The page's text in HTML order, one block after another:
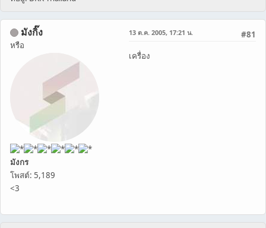
มังกิ๊ง
หรือ
มังกร
โพสต์: 5,189
<3
#81
13 ต.ค. 2005, 17:21 น.
เครื่อง